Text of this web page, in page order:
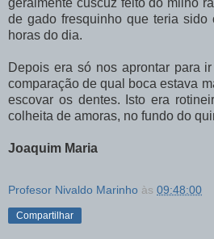
de gado fresquinho que teria sido
horas do dia.
Depois era só nos aprontar para
comparação de qual boca estava
escovar os dentes. Isto era
colheita de amoras, no fundo do
Joaquim Maria
Profesor Nivaldo Marinho às 09:48:00
Compartilhar